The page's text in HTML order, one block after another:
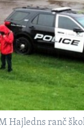
Hajledns ranč